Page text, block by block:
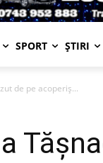
SPORT ȘTIRI
de pe acoperiș...